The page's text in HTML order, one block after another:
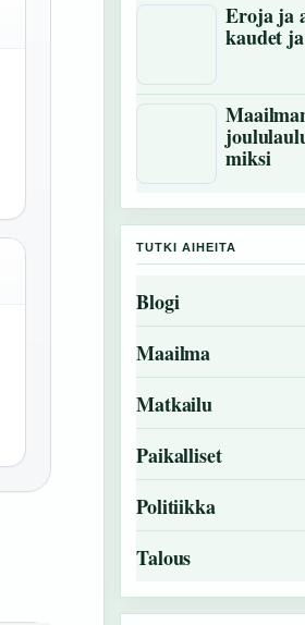
Eroja ja
kaudet
miksi
TUTKI AIHEITA
Blogi
Maailma
Matkailu
Paikalliset
Politiikka
Talous